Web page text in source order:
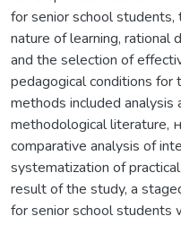
for senior school
nature of learning, rational
and the selection of
pedagogical conditions for
methods included analysis
methodological literature,
comparative analysis of
systematization of
result of the study, a
for senior school students